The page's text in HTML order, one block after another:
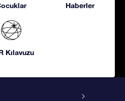
Haberler
Kılavuzu